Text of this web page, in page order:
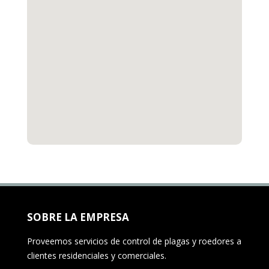
SOBRE LA EMPRESA
Proveemos servicios de control de plagas y roedores a
clientes residenciales y comerciales.